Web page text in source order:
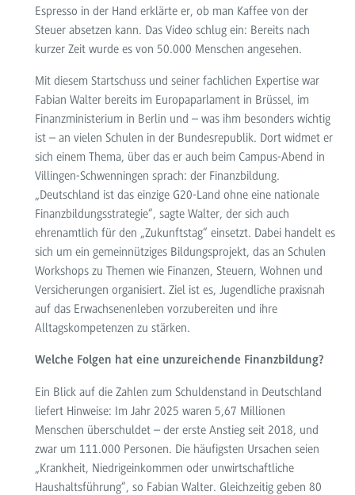
Espresso in der Hand erklärte er, ob man Kaffee von der
Steuer absetzen kann. Das Video schlug ein: Bereits nach
kurzer Zeit wurde es von 50.000 Menschen angesehen.
Mit diesem Startschuss und seiner fachlichen Expertise war
Fabian Walter bereits im Europaparlament in Brüssel, im
Finanzministerium in Berlin und – was ihm besonders wichtig
ist – an vielen Schulen in der Bundesrepublik. Dort widmet er
sich einem Thema, über das er auch beim Campus-Abend in
Villingen-Schwenningen sprach: der Finanzbildung.
„Deutschland ist das einzige G20-Land ohne eine nationale
Finanzbildungsstrategie“, sagte Walter, der sich auch
ehrenamtlich für den „Zukunftstag“ einsetzt. Dabei handelt es
sich um ein gemeinnütziges Bildungsprojekt, das an Schulen
Workshops zu Themen wie Finanzen, Steuern, Wohnen und
Versicherungen organisiert. Ziel ist es, Jugendliche praxisnah
auf das Erwachsenenleben vorzubereiten und ihre
Alltagskompetenzen zu stärken.
Welche Folgen hat eine unzureichende Finanzbildung?
Ein Blick auf die Zahlen zum Schuldenstand in Deutschland
liefert Hinweise: Im Jahr 2025 waren 5,67 Millionen
Menschen überschuldet – der erste Anstieg seit 2018, und
zwar um 111.000 Personen. Die häufigsten Ursachen seien
„Krankheit, Niedrigeinkommen oder unwirtschaftliche
Haushaltsführung“, so Fabian Walter. Gleichzeitig geben 80